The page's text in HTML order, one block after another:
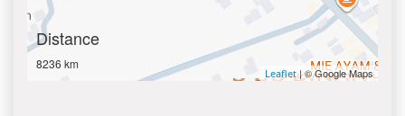
Distance
8236 km
Leaflet| © Google Maps